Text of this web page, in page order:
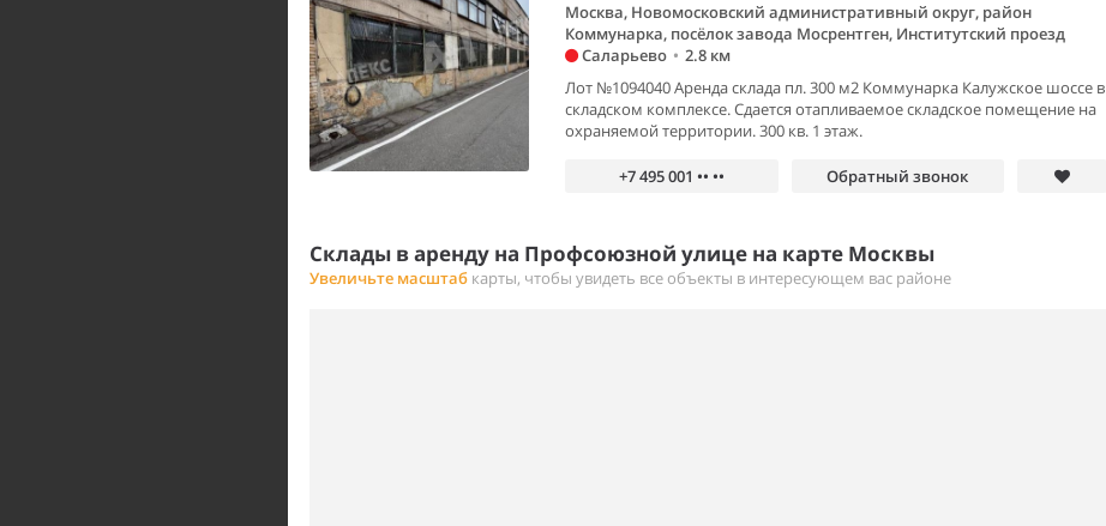
Москва, Новомосковский административный округ, район
Коммунарка, посёлок завода Мосрентген, Институтский проезд
Саларьево • 2.8 км
Лот №1094040 Аренда склада пл. 300 м2 Коммунарка Калужское шоссе в
складском комплексе. Сдается отапливаемое складское помещение на
охраняемой территории. 300 кв. 1 этаж.
+7 495 001 •• •• Обратный звонок
Склады в аренду на Профсоюзной улице на карте Москвы
Увеличьте масштаб карты, чтобы увидеть все объекты в интересующем вас районе